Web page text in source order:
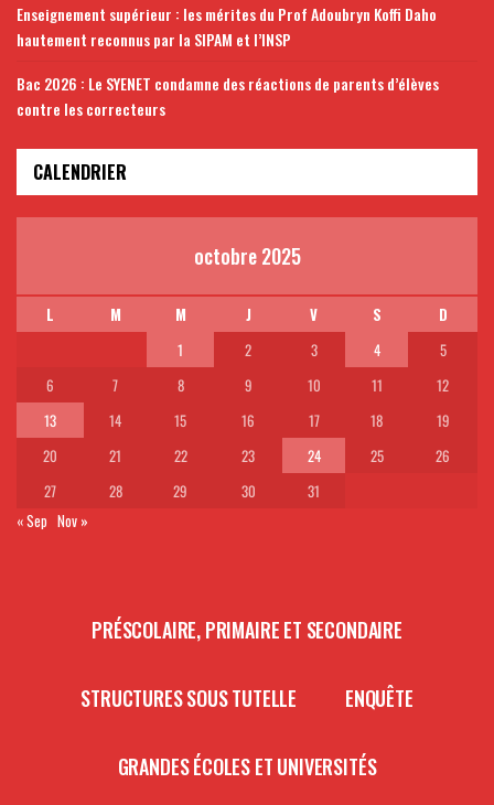
Enseignement supérieur : les mérites du Prof Adoubryn Koffi Daho
hautement reconnus par la SIPAM et l’INSP
Bac 2026 : Le SYENET condamne des réactions de parents d’élèves
contre les correcteurs
CALENDRIER
octobre 2025
L M M J V S
D
1
2 3 4
5
6
7 8 9 10 11
12
13
14 15 16 17 18
19
20
21 22 23 24 25
26
27
28 29 30
31
« Sep Nov »
PRÉSCOLAIRE, PRIMAIRE ET SECONDAIRE
STRUCTURES SOUS TUTELLE ENQUÊTE
GRANDES ÉCOLES ET UNIVERSITÉS